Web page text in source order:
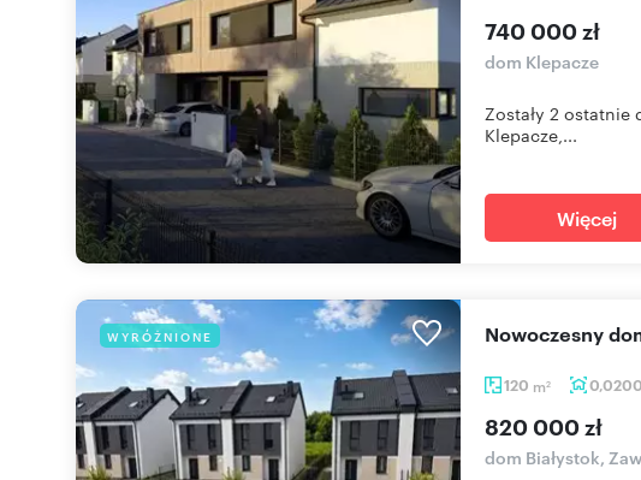
740 000 zł
dom Klepacze
Zostały 2 ostatnie
Klepacze,...
Więcej
WYRÓŻNIONE
120 m2 0,0200
Nowoczesny
820 000 zł
dom Białystok,